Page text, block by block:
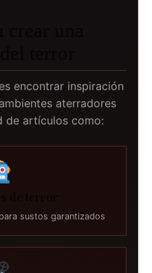
una
terror
encontrar inspiración
aterradores
de artículos como:
de terror
sustos garantizados